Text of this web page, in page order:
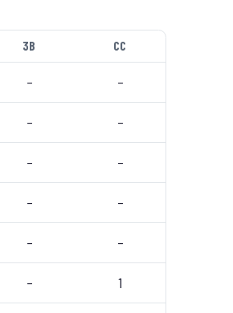
3B CC
– –
– –
– –
– –
– –
– 1